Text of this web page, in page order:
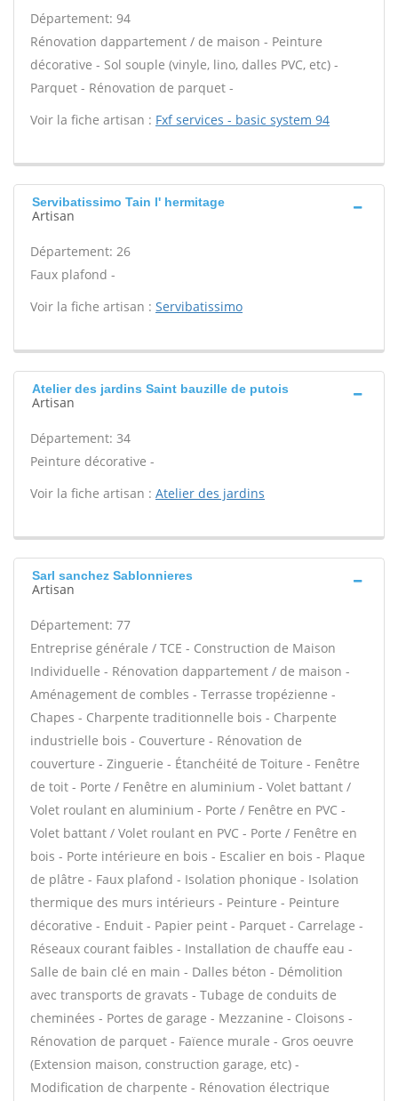
Département: 94
Rénovation dappartement / de maison - Peinture
décorative - Sol souple (vinyle, lino, dalles PVC, etc) -
Parquet - Rénovation de parquet -
Voir la fiche artisan : Fxf services - basic system 94
Servibatissimo Tain l' hermitage
Artisan
Département: 26
Faux plafond -
Voir la fiche artisan : Servibatissimo
Atelier des jardins Saint bauzille de putois
Artisan
Département: 34
Peinture décorative -
Voir la fiche artisan : Atelier des jardins
Sarl sanchez Sablonnieres
Artisan
Département: 77
Entreprise générale / TCE - Construction de Maison
Individuelle - Rénovation dappartement / de maison -
Aménagement de combles - Terrasse tropézienne -
Chapes - Charpente traditionnelle bois - Charpente
industrielle bois - Couverture - Rénovation de
couverture - Zinguerie - Étanchéité de Toiture - Fenêtre
de toit - Porte / Fenêtre en aluminium - Volet battant /
Volet roulant en aluminium - Porte / Fenêtre en PVC -
Volet battant / Volet roulant en PVC - Porte / Fenêtre en
bois - Porte intérieure en bois - Escalier en bois - Plaque
de plâtre - Faux plafond - Isolation phonique - Isolation
thermique des murs intérieurs - Peinture - Peinture
décorative - Enduit - Papier peint - Parquet - Carrelage -
Réseaux courant faibles - Installation de chauffe eau -
Salle de bain clé en main - Dalles béton - Démolition
avec transports de gravats - Tubage de conduits de
cheminées - Portes de garage - Mezzanine - Cloisons -
Rénovation de parquet - Faïence murale - Gros oeuvre
(Extension maison, construction garage, etc) -
Modification de charpente - Rénovation électrique